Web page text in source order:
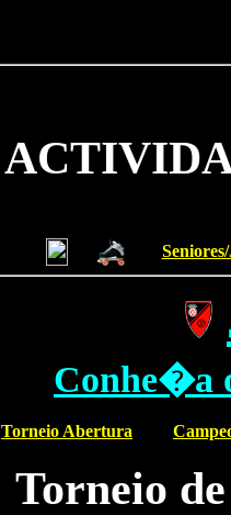
Conhe�a
Torneio Abertura
Torneio